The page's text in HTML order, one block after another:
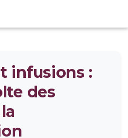
infusions :
des